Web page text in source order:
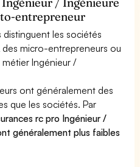
entrepreneur
distinguent les sociétés
des micro-entrepreneurs ou
Ingénieur /
ont généralement des
que les sociétés. Par
rc pro Ingénieur /
généralement plus faibles